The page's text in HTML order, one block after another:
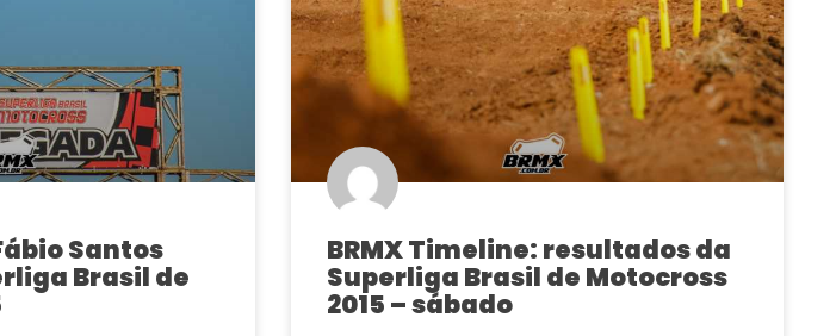
Santos
Brasil de
BRMX Timeline: resultados da
Superliga Brasil de Motocross
2015 – sábado